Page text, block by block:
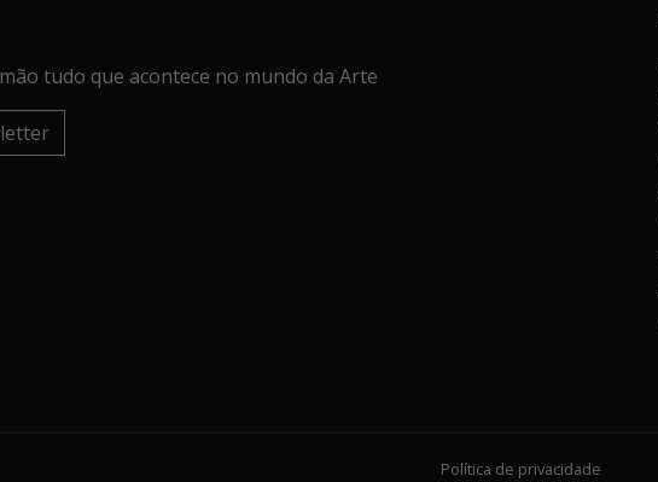
tudo que acontece no mundo da Arte
Política de privacidade